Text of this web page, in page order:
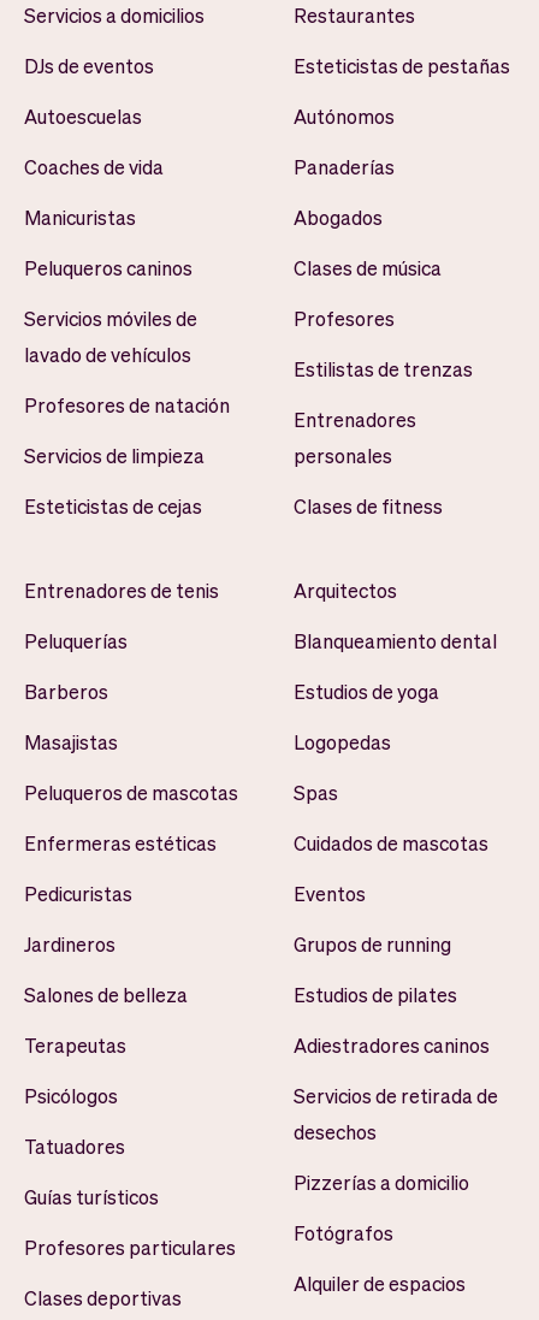
Servicios a domicilios
DJs de eventos
Autoescuelas
Coaches de vida
Manicuristas
Peluqueros caninos
Servicios móviles de
lavado de vehículos
Profesores de natación
Servicios de limpieza
Esteticistas de cejas
Restaurantes
Esteticistas de pestañas
Autónomos
Panaderías
Abogados
Clases de música
Profesores
Estilistas de trenzas
Entrenadores
personales
Clases de fitness
Entrenadores de tenis
Peluquerías
Barberos
Masajistas
Peluqueros de mascotas
Enfermeras estéticas
Pedicuristas
Jardineros
Salones de belleza
Terapeutas
Psicólogos
Tatuadores
Guías turísticos
Profesores particulares
Clases deportivas
Arquitectos
Blanqueamiento dental
Estudios de yoga
Logopedas
Spas
Cuidados de mascotas
Eventos
Grupos de running
Estudios de pilates
Adiestradores caninos
Servicios de retirada de
desechos
Pizzerías a domicilio
Fotógrafos
Alquiler de espacios